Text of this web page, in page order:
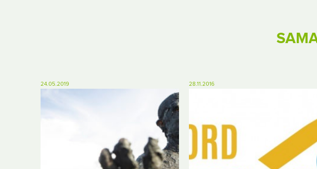
24.05.2019 28.11.2016